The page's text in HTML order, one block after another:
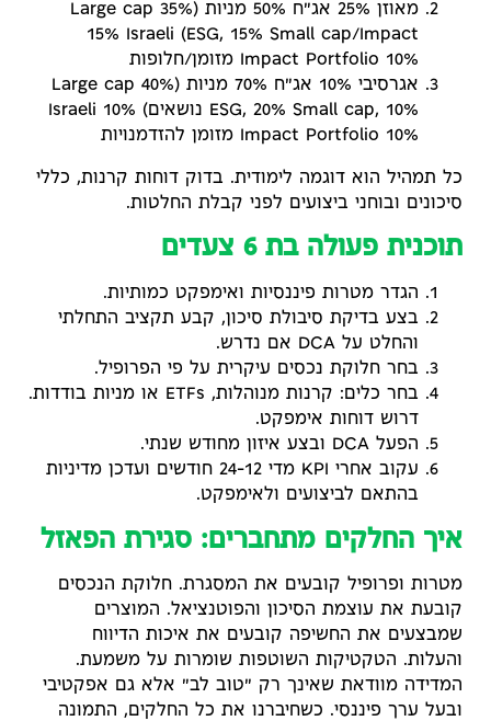
מאוזן 25% אג"ח 50% מניות (35% Large cap
ESG, 15% Small cap/Impact) 15% Israeli
Impact Portfolio 10% מזומן/חלופות
אגרסיבי 10% אג"ח 70% מניות (40% Large cap
ESG, 20% Small cap, 10% נושאים) 10% Israeli
Impact Portfolio 10% מזומן להזדמנויות
כל תמהיל הוא דוגמה לימודית. בדוק דוחות קרנות, כללי
סיכונים ובוחני ביצועים לפני קבלת החלטות.
תוכנית פעולה בת 6 צעדים
הגדר מטרות פיננסיות ואימפקט כמותיות.
בצע בדיקת סיבולת סיכון, קבע תקציב התחלתי
והחלט על DCA אם נדרש.
בחר חלוקת נכסים עיקרית על פי הפרופיל.
בחר כלים: קרנות מנוהלות, ETFs או מניות בודדות.
דרוש דוחות אימפקט.
הפעל DCA ובצע איזון מחודש שנתי.
עקוב אחרי KPI מדי 12–24 חודשים ועדכן מדיניות
בהתאם לביצועים ולאימפקט.
איך החלקים מתחברים: סגירת הפאזל
מטרות ופרופיל קובעים את המסגרת. חלוקת הנכסים
קובעת את עוצמת הסיכון והפוטנציאל. המוצרים
שמבצעים את החשיפה קובעים את איכות הדיווח
והעלות. הטקטיקות השוטפות שומרות על משמעת.
המדידה מוודאת שאינך רק "טוב לב" אלא גם אפקטיבי
ובעל ערך פיננסי. כשחיברנו את כל החלקים, התמונה